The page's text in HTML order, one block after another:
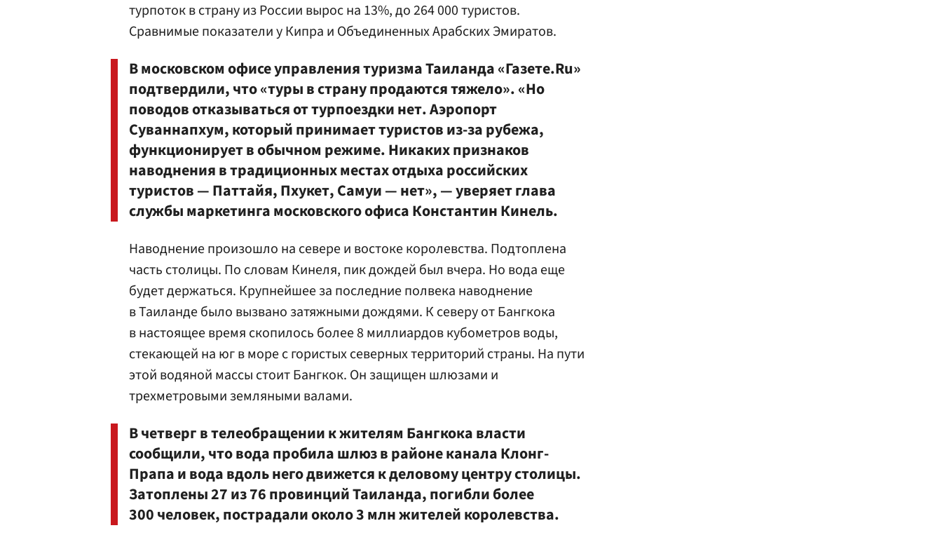
турпоток в страну из России вырос на 13%, до 264 000 туристов.
Сравнимые показатели у Кипра и Объединенных Арабских Эмиратов.
В московском офисе управления туризма Таиланда «Газете.Ru»
подтвердили, что «туры в страну продаются тяжело». «Но
поводов отказываться от турпоездки нет. Аэропорт
Суваннапхум, который принимает туристов из-за рубежа,
функционирует в обычном режиме. Никаких признаков
наводнения в традиционных местах отдыха российских
туристов — Паттайя, Пхукет, Самуи — нет», — уверяет глава
службы маркетинга московского офиса Константин Кинель.
Наводнение произошло на севере и востоке королевства. Подтоплена
часть столицы. По словам Кинеля, пик дождей был вчера. Но вода еще
будет держаться. Крупнейшее за последние полвека наводнение
в Таиланде было вызвано затяжными дождями. К северу от Бангкока
в настоящее время скопилось более 8 миллиардов кубометров воды,
стекающей на юг в море с гористых северных территорий страны. На пути
этой водяной массы стоит Бангкок. Он защищен шлюзами и
трехметровыми земляными валами.
В четверг в телеобращении к жителям Бангкока власти
сообщили, что вода пробила шлюз в районе канала Клонг-
Прапа и вода вдоль него движется к деловому центру столицы.
Затоплены 27 из 76 провинций Таиланда, погибли более
300 человек, пострадали около 3 млн жителей королевства.